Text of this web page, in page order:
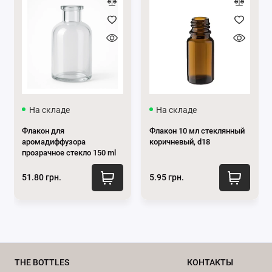
таких как воздух, влага или бактерии.
Низкая цена:
Пластиковая упаковка дешевле в
производстве по сравнению со многими
другими материалами, что позволяет снизить
общую стоимость косметических товаров.
реакцию с химическими компонентами
продукта. Это позволяет избежать изменений
состава или качества косметики.
Прозрачность:Этот вид пластика может быть
или цвет средства.
Эта баночка обеспечит надежную защиту ваших
На складе
Флакон для
аромадиффузора
прозрачное стекло 150 ml
51.80 грн.
На складе
Флакон 10 мл стеклянный
коричневый, d18
5.95 грн.
THE BOTTLES КОНТАКТЫ